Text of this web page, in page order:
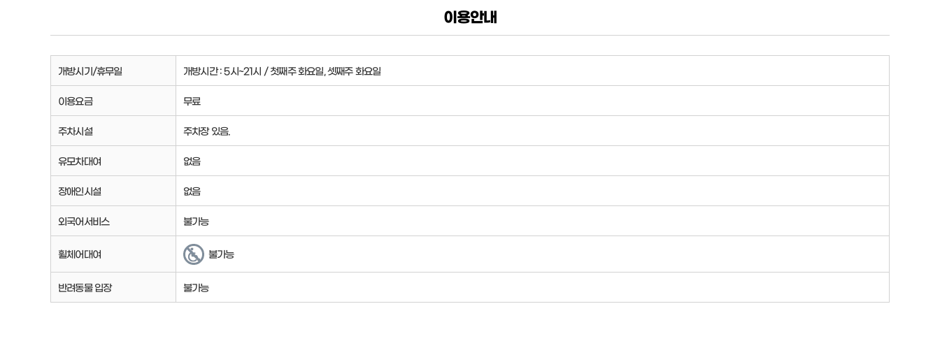
이용안내
개방시기/휴무일 개방시간 : 5시~21시 / 첫째주 화요일, 셋째주 화요일
이용요금 무료
주차시설 주차장 있음.
유모차대여 없음
장애인시설 없음
외국어서비스 불가능
휠체어대여 불가능
반려동물 입장 불가능